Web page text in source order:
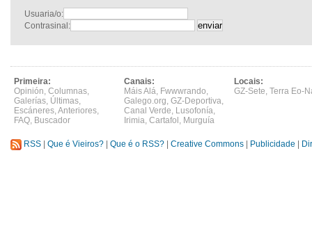
Usuaria/o:
Contrasinal:
Primeira:
Opinión, Columnas,
Galerías, Últimas,
Escáneres,Anteriores,
FAQ, Buscador
Canais:
Máis Alá, Fwwwrando,
Galego.org, GZ-Deportiva,
Canal Verde, Lusofonía,
Irimia, Cartafol , Murguía
Locais:
GZ-Sete, Terra Eo-
RSS Que é Vieiros? Que é o RSS? Creative Commons Publicidade